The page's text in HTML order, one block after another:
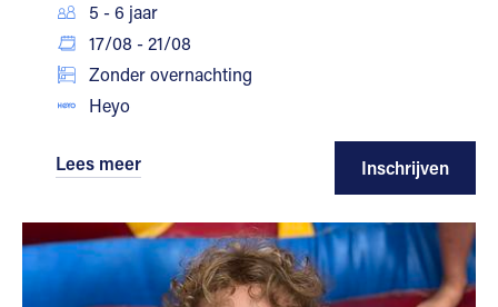
5 - 6 jaar
17/08 - 21/08
Zonder overnachting
Heyo
Lees meer Inschrijven